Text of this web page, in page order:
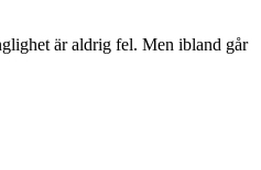
är aldrig fel. Men ibland går